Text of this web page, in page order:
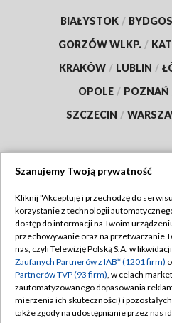
BIAŁYSTOK /
GORZÓW WLKP. /
KRAKÓW / LUBLIN /
OPOLE / POZNAŃ
SZCZECIN /
Abonament TVP
Emisja w TVP
Centrum informacji TVP
Naziemna Telewizja Cyfrowa
Polityka
Moje
Szanujemy Twoją prywatność
Kliknij "Akceptuję i przechodzę do
korzystanie z technologii
dostęp do informacji na Twoim
przechowywanie oraz na przetwarzanie
nas, czyli Telewizję Polską S.A. w
Zaufanych Partnerów z IAB* (1201 firm)
Partnerów TVP (93 firm), w celach
zautomatyzowanego dopasowania
mierzenia ich skuteczności) i
także zgody na udostępnianie przez nas